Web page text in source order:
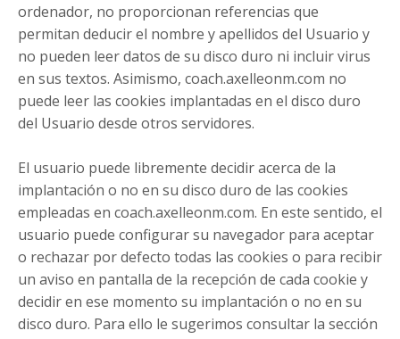
ordenador, no proporcionan referencias que
permitan deducir el nombre y apellidos del Usuario y
no pueden leer datos de su disco duro ni incluir virus
en sus textos. Asimismo, coach.axelleonm.com no
puede leer las cookies implantadas en el disco duro
del Usuario desde otros servidores.
El usuario puede libremente decidir acerca de la
implantación o no en su disco duro de las cookies
empleadas en coach.axelleonm.com. En este sentido, el
usuario puede configurar su navegador para aceptar
o rechazar por defecto todas las cookies o para recibir
un aviso en pantalla de la recepción de cada cookie y
decidir en ese momento su implantación o no en su
disco duro. Para ello le sugerimos consultar la sección